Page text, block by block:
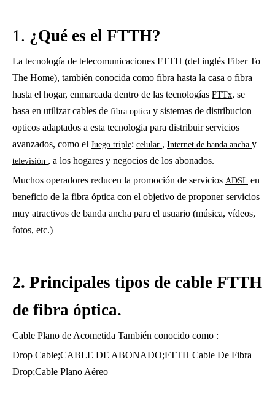
1. ¿Qué es el FTTH?
La tecnología de telecomunicaciones FTTH (del inglés Fiber To
The Home), también conocida como fibra hasta la casa o fibra
hasta el hogar, enmarcada dentro de las tecnologías FTTx, se
basa en utilizar cables de fibra optica y sistemas de distribucion
opticos adaptados a esta tecnologia para distribuir servicios
avanzados, como el Juego triple: celular , Internet de banda ancha y
televisión , a los hogares y negocios de los abonados.
Muchos operadores reducen la promoción de servicios ADSL en
beneficio de la fibra óptica con el objetivo de proponer servicios
muy atractivos de banda ancha para el usuario (música, vídeos,
fotos, etc.)
2. Principales tipos de cable FTTH
de fibra óptica.
Cable Plano de Acometida También conocido como :
Drop Cable;CABLE DE ABONADO;FTTH Cable De Fibra
Drop;Cable Plano Aéreo